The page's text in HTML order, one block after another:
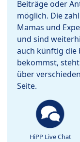
Beiträge oder
möglich. Die
Mamas und
und sind
auch künftig die
bekommst,
über
Seite.
HiPP Live Chat